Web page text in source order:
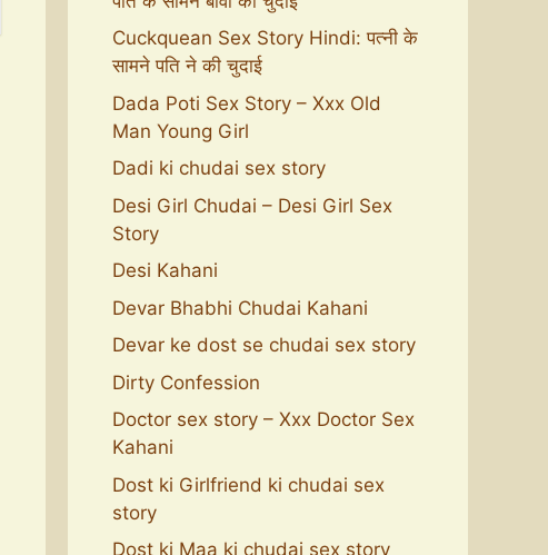
Cuckquean Sex Story Hindi: पत्नी के
सामने पति ने की चुदाई
Dada Poti Sex Story – Xxx Old
Man Young Girl
Dadi ki chudai sex story
Desi Girl Chudai – Desi Girl Sex
Story
Desi Kahani
Devar Bhabhi Chudai Kahani
Devar ke dost se chudai sex story
Dirty Confession
Doctor sex story – Xxx Doctor Sex
Kahani
Dost ki Girlfriend ki chudai sex
story
Dost ki Maa ki chudai sex story